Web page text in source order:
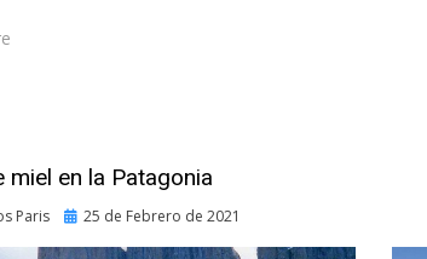
miel en la Patagonia
Paris
Posted
25 de Febrero de 2021